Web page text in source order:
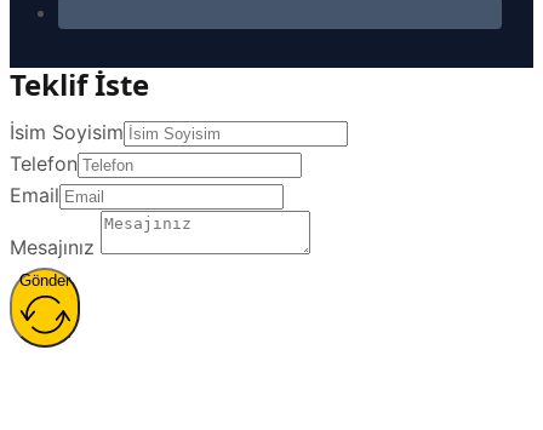
Teklif İste
İsim Soyisim
Telefon
Email
Mesajınız
Gönder